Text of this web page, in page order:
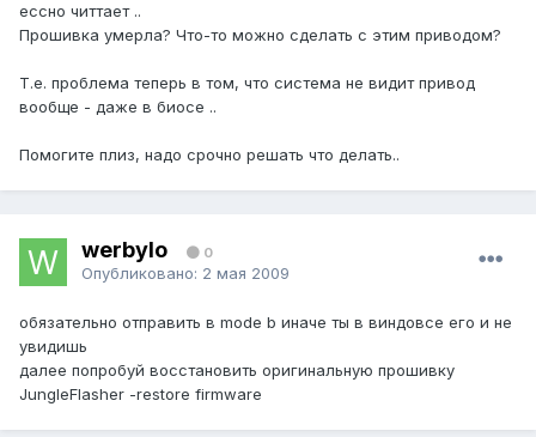
ессно читтает ..
Прошивка умерла? Что-то можно сделать с этим приводом?
Т.е. проблема теперь в том, что система не видит привод
вообще - даже в биосе ..
Помогите плиз, надо срочно решать что делать..
werbylo 0
Опубликовано: 2 мая 2009
обязательно отправить в mode b иначе ты в виндовсе его и не
увидишь
далее попробуй восстановить оригинальную прошивку
JungleFlasher -restore firmware